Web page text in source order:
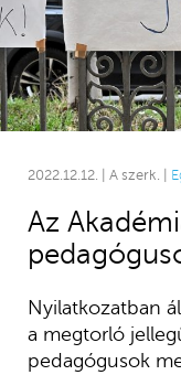
2022.12.12. | A szerk. |
Az
Nyilatkozatban
a megtorló
pedagógusok